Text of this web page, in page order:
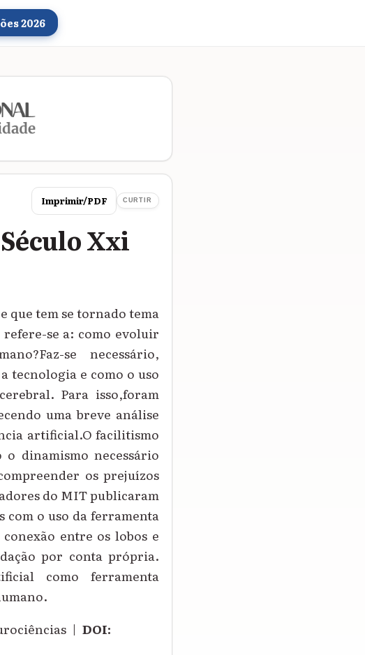
2026
Imprimir/PDF CURTIR
Xxi
que tem se tornado tema
refere-se a: como evoluir
se necessário,
tecnologia e como o uso
Para isso,foram
uma breve análise
artificial.O facilitismo
dinamismo necessário
os prejuízos
do MIT publicaram
com o uso da ferramenta
entre os lobos e
por conta própria.
como ferramenta
| DOI: